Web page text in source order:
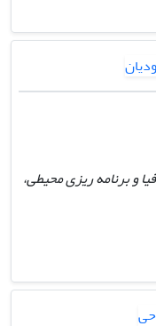
و برنامه ریزی محیطی،